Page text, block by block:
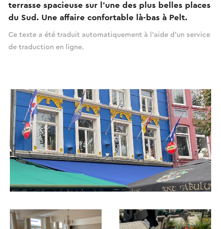
terrasse spacieuse sur l'une des plus belles places
du Sud. Une affaire confortable là-bas à Pelt.
Ce texte a été traduit automatiquement à l'aide d'un service
de traduction en ligne.